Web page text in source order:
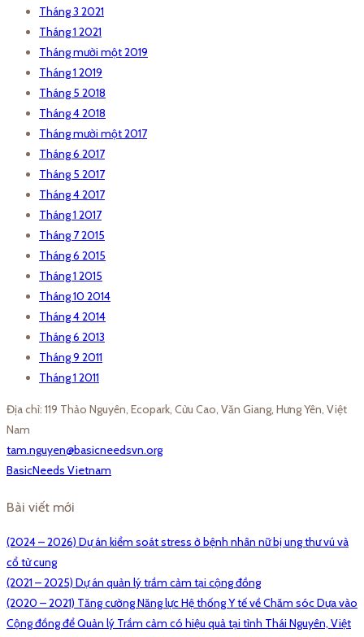
Tháng 3 2021
Tháng 1 2021
Tháng mười một 2019
Tháng 1 2019
Tháng 5 2018
Tháng 4 2018
Tháng mười một 2017
Tháng 6 2017
Tháng 5 2017
Tháng 4 2017
Tháng 1 2017
Tháng 7 2015
Tháng 6 2015
Tháng 1 2015
Tháng 10 2014
Tháng 4 2014
Tháng 6 2013
Tháng 9 2011
Tháng 1 2011
Địa chỉ: 119 Thảo Nguyên, Ecopark, Cửu Cao, Văn Giang, Hưng Yên, Việt
Nam
tam.nguyen@basicneedsvn.org
BasicNeeds Vietnam
Bài viết mới
(2024 – 2026) Dự án kiểm soát stress ở bệnh nhân nữ bị ung thư vú và
cổ tử cung
(2021 – 2025) Dự án quản lý trầm cảm tại cộng đồng
(2020 – 2021) Tăng cường Năng lực Hệ thống Y tế về Chăm sóc Dựa vào
Cộng đồng để Quản lý Trầm cảm có hiệu quả tại tỉnh Thái Nguyên, Việt